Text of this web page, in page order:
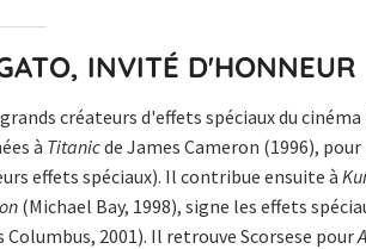
INVITÉ D'HONNEUR
créateurs d'effets spéciaux du
à Titanicde James Cameron (1996),
effets spéciaux). Il contribue ensuite à
(Michael Bay, 1998), signe les effets
Columbus, 2001). Il retrouve Scorsese pour